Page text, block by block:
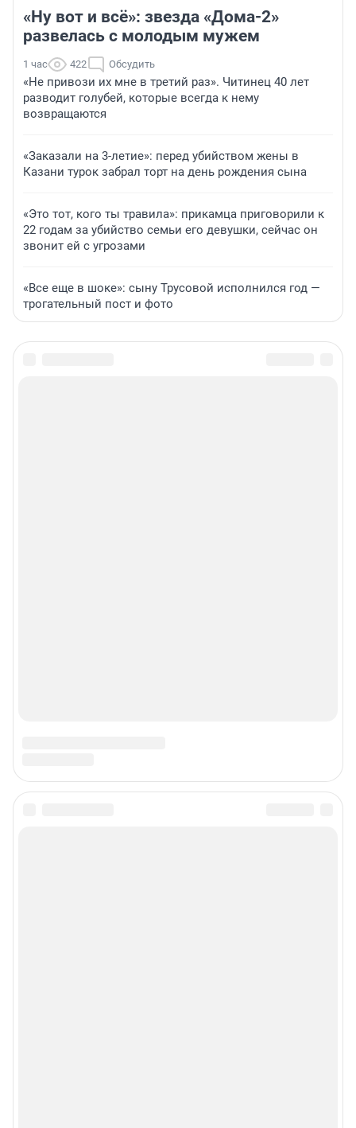
«Ну вот и всё»: звезда «Дома-2»
развелась с молодым мужем
1 час 422 Обсудить
«Не привози их мне в третий раз». Читинец 40 лет
разводит голубей, которые всегда к нему
возвращаются
«Заказали на 3-летие»: перед убийством жены в
Казани турок забрал торт на день рождения сына
«Это тот, кого ты травила»: прикамца приговорили к
22 годам за убийство семьи его девушки, сейчас он
звонит ей с угрозами
«Все еще в шоке»: сыну Трусовой исполнился год —
трогательный пост и фото